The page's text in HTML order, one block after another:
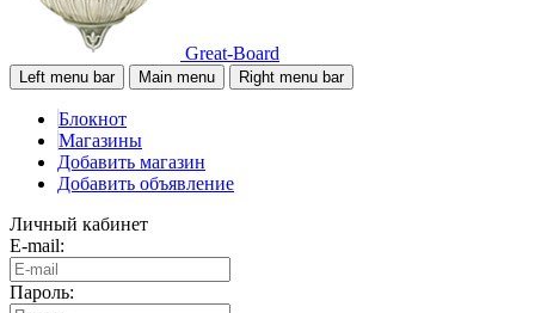
Great-Board
Left menu bar Main menu Right menu bar
Блокнот
Магазины
Добавить магазин
Добавить объявление
Личный кабинет
E-mail:
Пароль: